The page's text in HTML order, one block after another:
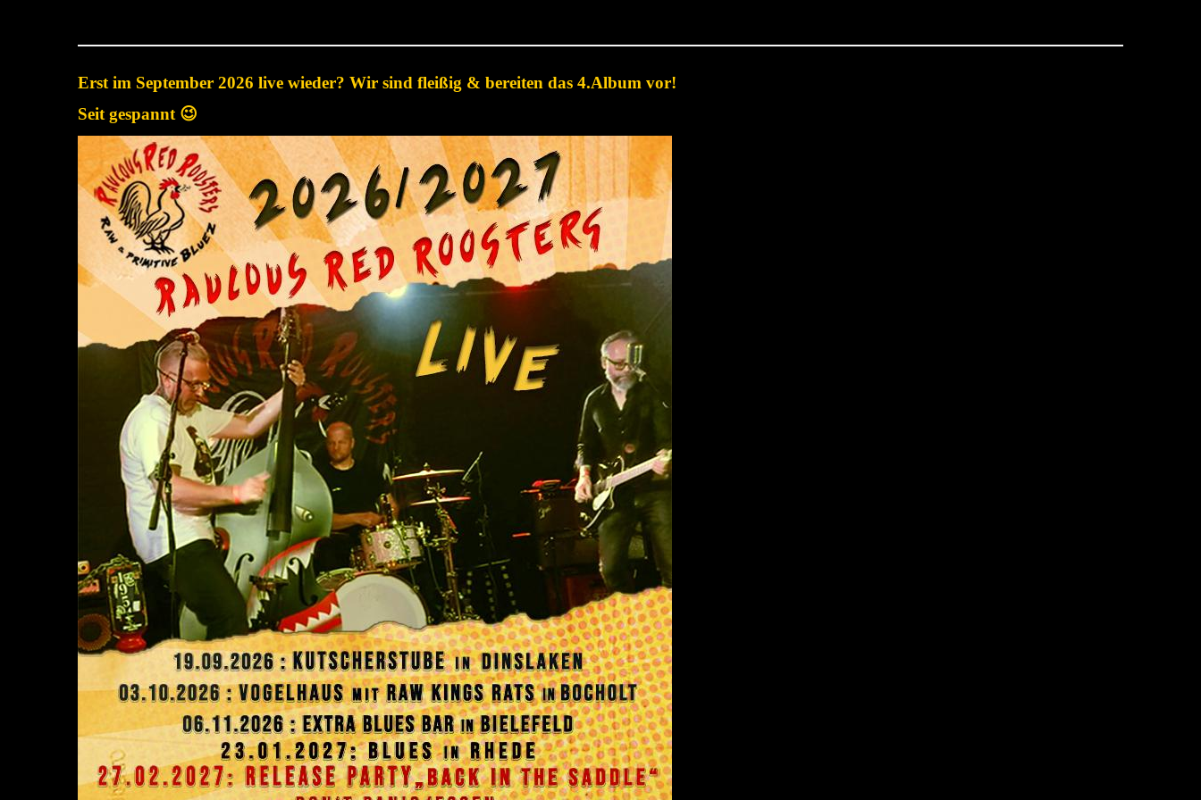
Erst im September 2026 live wieder? Wir sind fleißig & bereiten das 4.Album vor!
Seit gespannt 😉